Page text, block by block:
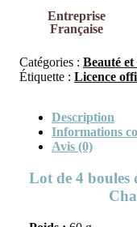
Entreprise
Française
Catégories : Beauté et
Étiquette : Licence
Description
Informations
Avis (0)
Lot de 4